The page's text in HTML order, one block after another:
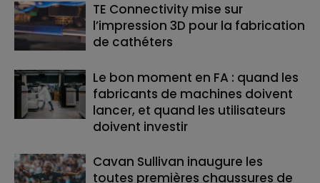
TE Connectivity mise sur
l’impression 3D pour la fabrication
de cathéters
Le bon moment en FA : quand les
fabricants de machines doivent
lancer, et quand les utilisateurs
doivent investir
Cavan Sullivan inaugure les
toutes premières chaussures de